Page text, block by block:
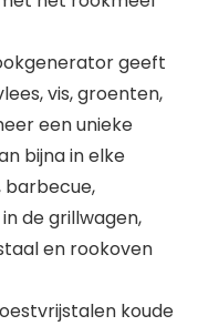
geeft
vis, groenten,
een unieke
bijna in elke
barbecue,
de grillwagen,
en rookoven
koude